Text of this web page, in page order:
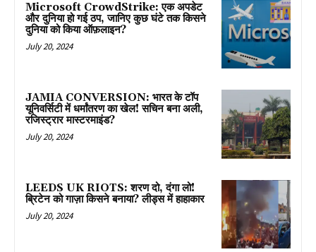
Microsoft CrowdStrike: एक अपडेट
और दुनिया हो गई ठप, जानिए कुछ घंटे तक किसने
दुनिया को किया ऑफ़लाइन?
July 20, 2024
JAMIA CONVERSION: भारत के टॉप
यूनिवर्सिटी में धर्मांतरण का खेल! सचिन बना अली,
रजिस्ट्रार मास्टरमाइंड?
July 20, 2024
LEEDS UK RIOTS: शरण दो, दंगा लो!
ब्रिटेन को गाज़ा किसने बनाया? लीड्स में हाहाकार
July 20, 2024